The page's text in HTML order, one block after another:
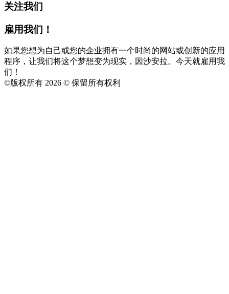
关注我们
雇用我们！
如果您想为自己或您的企业拥有一个时尚的网站或创新的应用
程序，让我们将这个梦想变为现实，因沙安拉。今天就雇用我
们！
©版权所有 2026 © 保留所有权利